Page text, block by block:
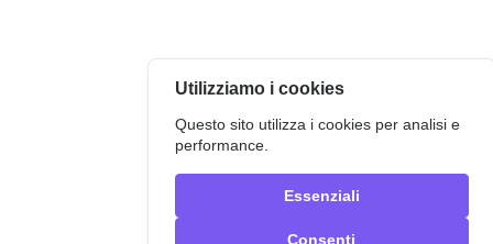
Utilizziamo i cookies
Questo sito utilizza i cookies per analisi e
performance.
Essenziali
Consenti